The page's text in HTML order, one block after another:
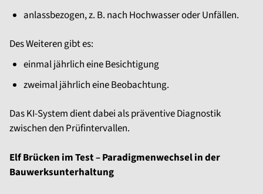
anlassbezogen, z. B. nach Hochwasser oder Unfällen.
Des Weiteren gibt es:
einmal jährlich eine Besichtigung
zweimal jährlich eine Beobachtung.
Das KI-System dient dabei als präventive Diagnostik
zwischen den Prüfintervallen.
Elf Brücken im Test – Paradigmenwechsel in der
Bauwerksunterhaltung